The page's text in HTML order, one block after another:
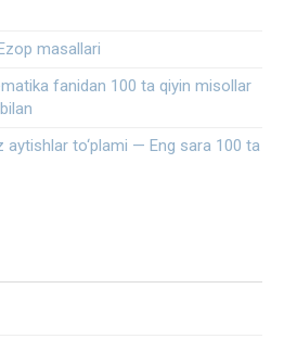
masallari
fanidan 100 ta qiyin misollar
aytishlar to‘plami — Eng sara 100 ta